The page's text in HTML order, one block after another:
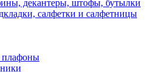
декантеры, штофы, бутылки
салфетки и салфетницы
плафоны